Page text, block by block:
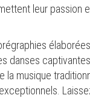
leur passion
danses
la musique